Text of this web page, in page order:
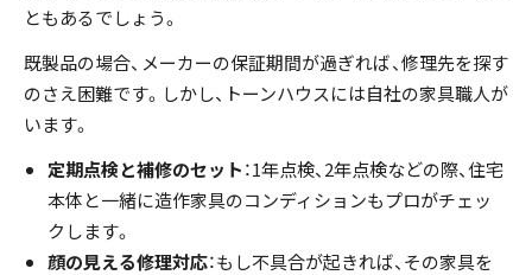
ともあるでしょう。
既製品の場合、メーカーの保証期間が過ぎれば、修理先を探す
のさえ困難です。しかし、トーンハウスには自社の家具職人が
います。
定期点検と補修のセット：1年点検、2年点検などの際、住宅
本体と一緒に造作家具のコンディションもプロがチェッ
クします。
顔の見える修理対応：もし不具合が起きれば、その家具を